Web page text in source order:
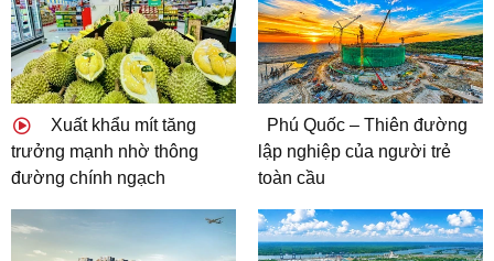
Xuất khẩu mít tăng
trưởng mạnh nhờ thông
đường chính ngạch
Phú Quốc – Thiên đường
lập nghiệp của người trẻ
toàn cầu